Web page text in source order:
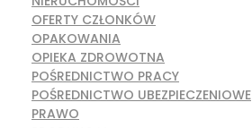
OFERTY CZŁONKÓW
OPAKOWANIA
OPIEKA ZDROWOTNA
POŚREDNICTWO PRACY
POŚREDNICTWO UBEZPIECZENIOWE
PRAWO